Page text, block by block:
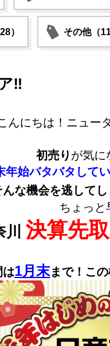
） その他（11
‼️
んにちは！ニュー
初売り が気に
年始バタバタして
んな機会を逃して
ちょっ
決算先
は1月末まで！こ